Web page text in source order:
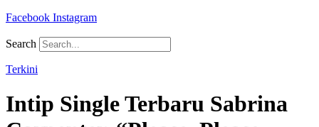
Facebook Instagram
Search
Terkini
Intip Single Terbaru Sabrina